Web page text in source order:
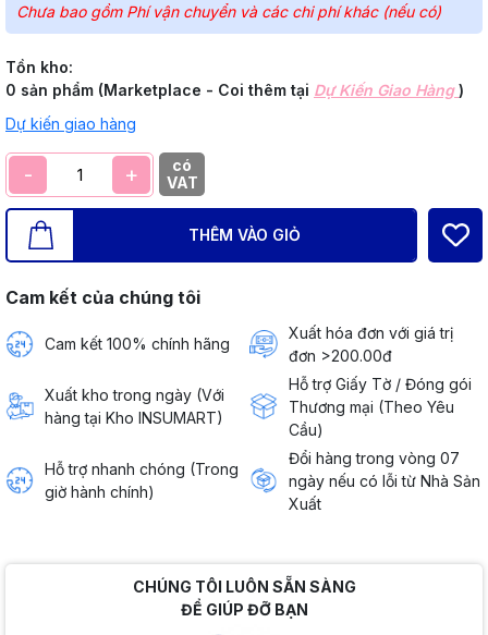
Chưa bao gồm Phí vận chuyển và các chi phí khác (nếu có)
Tồn kho:
0 sản phẩm (Marketplace - Coi thêm tại Dự Kiến Giao Hàng)
Dự kiến giao hàng
- +
có
VAT
THÊM VÀO GIỎ
Cam kết của chúng tôi
Cam kết 100% chính hãng
Xuất hóa đơn với giá trị
đơn >200.00đ
Xuất kho trong ngày (Với
hàng tại Kho INSUMART)
Hỗ trợ Giấy Tờ / Đóng gói
Thương mại (Theo Yêu
Cầu)
Hỗ trợ nhanh chóng (Trong
giờ hành chính)
Đổi hàng trong vòng 07
ngày nếu có lỗi từ Nhà Sản
Xuất
CHÚNG TÔI LUÔN SẴN SÀNG
ĐỂ GIÚP ĐỠ BẠN